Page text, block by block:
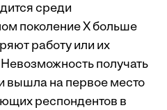
среди
поколение Х больше
работу или их
получать
вышла на первое место
респондентов в